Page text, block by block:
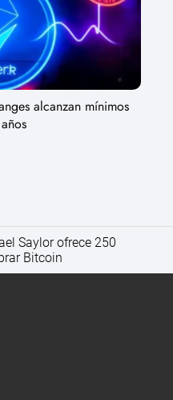
alcanzan mínimos
Saylor ofrece 250
Bitcoin